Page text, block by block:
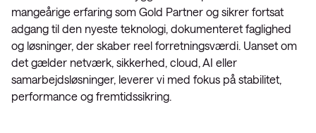
mangeårige erfaring som Gold Partner og sikrer fortsat
adgang til den nyeste teknologi, dokumenteret faglighed
og løsninger, der skaber reel forretningsværdi. Uanset om
det gælder netværk, sikkerhed, cloud, AI eller
samarbejdsløsninger, leverer vi med fokus på stabilitet,
performance og fremtidssikring.